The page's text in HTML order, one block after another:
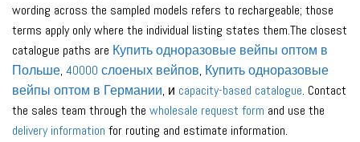
wording across the sampled models refers to rechargeable; those
terms apply only where the individual listing states them.The closest
catalogue paths are Купить одноразовые вейпы оптом в
Польше, 40000 слоеных вейпов, Купить одноразовые
вейпы оптом в Германии, и capacity-based catalogue. Contact
the sales team through the wholesale request form and use the
delivery information for routing and estimate information.